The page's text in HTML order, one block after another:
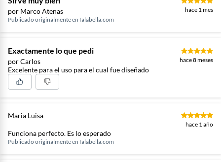
por Marco Atenas
hace 1 mes
Publicado originalmente en falabella.com
Exactamente lo que pedi
por Carlos hace 8 meses
Excelente para el uso para el cual fue diseñado
Maria Luisa
hace 1 año
Funciona perfecto. Es lo esperado
Publicado originalmente en falabella.com